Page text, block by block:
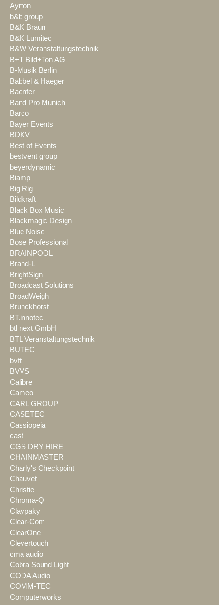
Ayrton
b&b group
B&K Braun
B&K Lumitec
B&W Veranstaltungstechnik
B+T Bild+Ton AG
B-Musik Berlin
Babbel & Haeger
Baenfer
Band Pro Munich
Barco
Bayer Events
BDKV
Best of Events
bestvent group
beyerdynamic
Biamp
Big Rig
Bildkraft
Black Box Music
Blackmagic Design
Blue Noise
Bose Professional
BRAINPOOL
Brand-L
BrightSign
Broadcast Solutions
BroadWeigh
Brunckhorst
BT.innotec
btl next GmbH
BTL Veranstaltungstechnik
BÜTEC
bvft
BVVS
Calibre
Cameo
CARL GROUP
CASETEC
Cassiopeia
cast
CGS DRY HIRE
CHAINMASTER
Charly's Checkpoint
Chauvet
Christie
Chroma-Q
Claypaky
Clear-Com
ClearOne
Clevertouch
cma audio
Cobra Sound Light
CODA Audio
COMM-TEC
Computerworks